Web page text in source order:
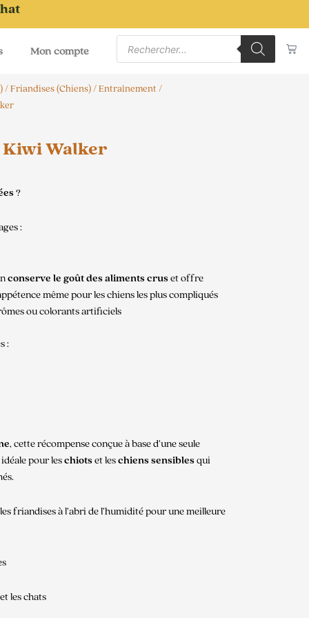
Mon compte
Recherche
produits
/Friandises (Chiens)/Entraînement /
Kiwi Walker
?
:
conserve le goût des aliments cruset offre
même pour les chiens les plus compliqués
ou colorants artificiels
:
, cette récompense conçue à base d’une seule
pour leschiotset leschiens sensiblesqui
friandises à l’abri de l’humidité pour une meilleure
les chats